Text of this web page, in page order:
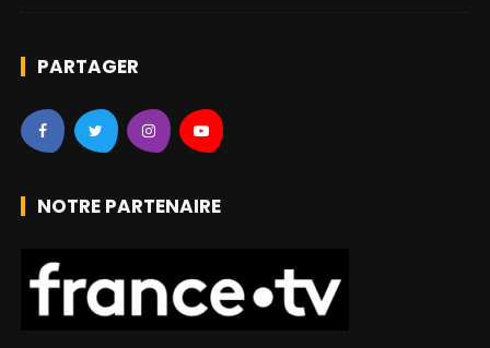
PARTAGER
NOTRE PARTENAIRE